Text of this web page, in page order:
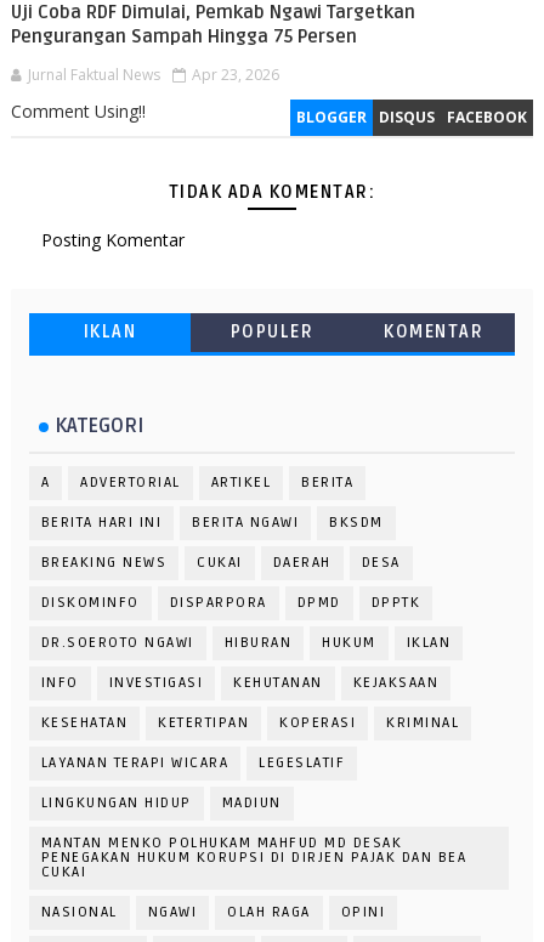
Uji Coba RDF Dimulai, Pemkab Ngawi Targetkan
Pengurangan Sampah Hingga 75 Persen
Jurnal Faktual News Apr 23, 2026
BLOGGER DISQUS FACEBOOK
Comment Using!!
TIDAK ADA KOMENTAR:
Posting Komentar
IKLAN POPULER KOMENTAR
KATEGORI
A ADVERTORIAL ARTIKEL BERITA
BERITA HARI INI BERITA NGAWI BKSDM
BREAKING NEWS CUKAI DAERAH DESA
DISKOMINFO DISPARPORA DPMD DPPTK
DR.SOEROTO NGAWI HIBURAN HUKUM IKLAN
INFO INVESTIGASI KEHUTANAN KEJAKSAAN
KESEHATAN KETERTIPAN KOPERASI KRIMINAL
LAYANAN TERAPI WICARA LEGESLATIF
LINGKUNGAN HIDUP MADIUN
MANTAN MENKO POLHUKAM MAHFUD MD DESAK
PENEGAKAN HUKUM KORUPSI DI DIRJEN PAJAK DAN BEA
CUKAI
NASIONAL NGAWI OLAH RAGA OPINI